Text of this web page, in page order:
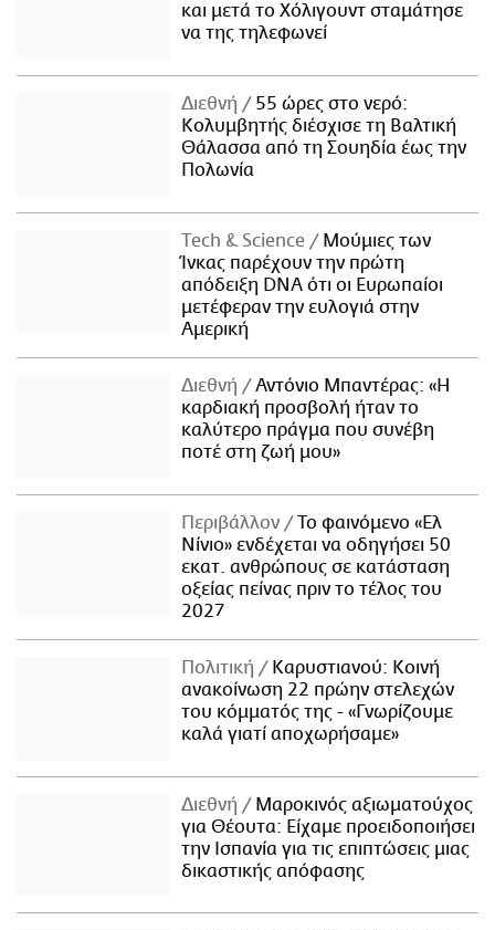
και μετά το Χόλιγουντ σταμάτησε
να της τηλεφωνεί
Διεθνή
55 ώρες στο νερό:
Κολυμβητής διέσχισε τη Βαλτική
Θάλασσα από τη Σουηδία έως την
Πολωνία
Τech & Science
Μούμιες των
Ίνκας παρέχουν την πρώτη
απόδειξη DNA ότι οι Ευρωπαίοι
μετέφεραν την ευλογιά στην
Αμερική
Διεθνή
Αντόνιο Μπαντέρας: «Η
καρδιακή προσβολή ήταν το
καλύτερο πράγμα που συνέβη
ποτέ στη ζωή μου»
Περιβάλλον
Το φαινόμενο «Ελ
Νίνιο» ενδέχεται να οδηγήσει 50
εκατ. ανθρώπους σε κατάσταση
οξείας πείνας πριν το τέλος του
2027
Πολιτική
Καρυστιανού: Κοινή
ανακοίνωση 22 πρώην στελεχών
του κόμματός της - «Γνωρίζουμε
καλά γιατί αποχωρήσαμε»
Διεθνή
Μαροκινός αξιωματούχος
για Θέουτα: Είχαμε προειδοποιήσει
την Ισπανία για τις επιπτώσεις μιας
δικαστικής απόφασης